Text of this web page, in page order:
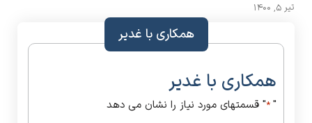
تیر 5, 1400
همکاری با غدیر
همکاری با غدیر
"
*" قسمتهای مورد نیاز را نشان می دهد